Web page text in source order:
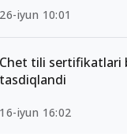
26-iyun 10:01
Chet tili sertifikatlari
tasdiqlandi
16-iyun 16:02